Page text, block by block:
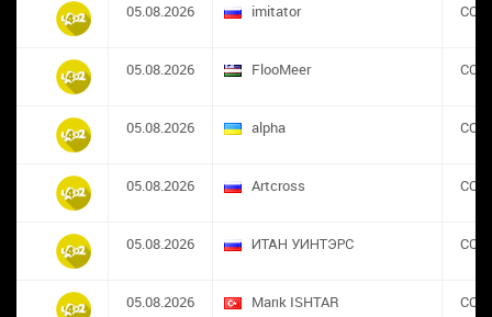
05.08.2026 imitator
05.08.2026 FlooMeer
05.08.2026 alpha
05.08.2026 Artcross
05.08.2026 ИТАН УИНТЭРС
05.08.2026 Marık ISHTAR